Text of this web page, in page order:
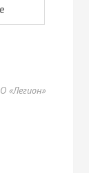
«Легион»